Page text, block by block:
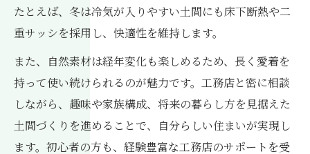
たとえば、冬は冷気が入りやすい土間にも床下断熱や二
重サッシを採用し、快適性を維持します。
また、自然素材は経年変化も楽しめるため、長く愛着を
持って使い続けられるのが魅力です。工務店と密に相談
しながら、趣味や家族構成、将来の暮らし方を見据えた
土間づくりを進めることで、自分らしい住まいが実現し
ます。初心者の方も、経験豊富な工務店のサポートを受